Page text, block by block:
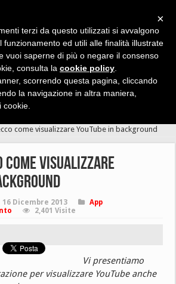
news, recensioni, guide, app, giochi ...
come visualizzare YouTube in background
come visualizzare
16 Dicembre 2013
App
2,401 Visite
Vi presentiamo
per visualizzare YouTube anche
×
terzi da questo utilizzati si avvalgono
funzionamento ed utili alle finalità illustrate
vuoi saperne di più o negare il consenso
consulta la cookie policy
scorrendo questa pagina, cliccando
la navigazione in altra maniera,
cookie.